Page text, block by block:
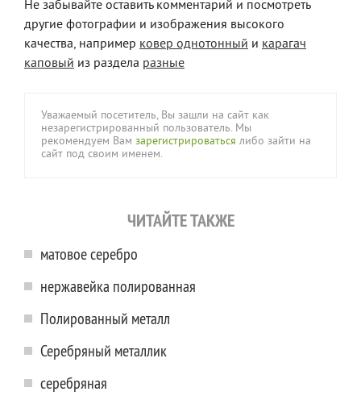
Не забывайте оставить комментарий и посмотреть
другие фотографии и изображения высокого
качества, например ковер однотонный и карагач
каповый из раздела разные
Уважаемый посетитель, Вы зашли на сайт как
незарегистрированный пользователь. Мы
рекомендуем Вам зарегистрироваться либо зайти на
сайт под своим именем.
ЧИТАЙТЕ ТАКЖЕ
матовое серебро
нержавейка полированная
Полированный металл
Серебряный металлик
серебряная